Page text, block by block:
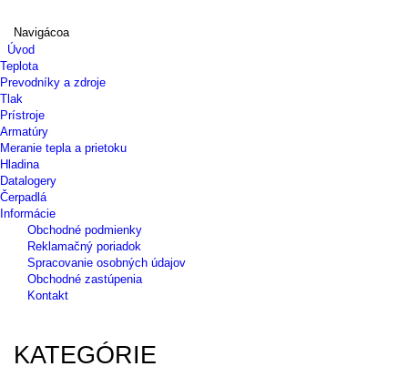
Navigácoa
Úvod
Teplota
Prevodníky a zdroje
Tlak
Prístroje
Armatúry
Meranie tepla a prietoku
Hladina
Datalogery
Čerpadlá
Informácie
Obchodné podmienky
Reklamačný poriadok
Spracovanie osobných údajov
Obchodné zastúpenia
Kontakt
KATEGÓRIE